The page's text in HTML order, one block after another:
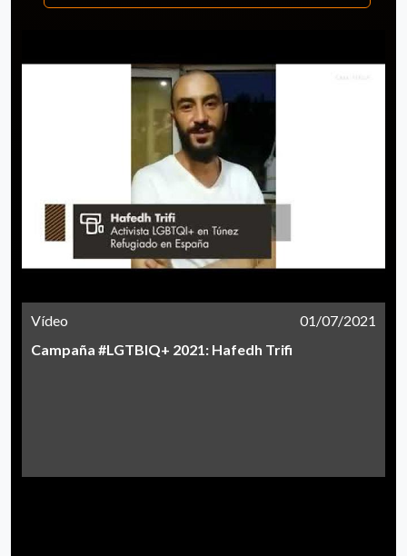
Vídeo
01/07/2021
Campaña #LGTBIQ+ 2021: Hafedh Trifi